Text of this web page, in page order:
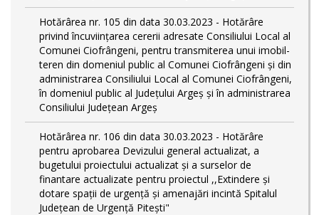
Hotărârea nr. 105 din data 30.03.2023 - Hotărâre
privind încuviințarea cererii adresate Consiliului Local al
Comunei Ciofrângeni, pentru transmiterea unui imobil-
teren din domeniul public al Comunei Ciofrângeni și din
administrarea Consiliului Local al Comunei Ciofrângeni,
în domeniul public al Județului Argeș și în administrarea
Consiliului Județean Argeș
Hotărârea nr. 106 din data 30.03.2023 - Hotărâre
pentru aprobarea Devizului general actualizat, a
bugetului proiectului actualizat și a surselor de
finantare actualizate pentru proiectul ,,Extindere și
dotare spații de urgență și amenajări incintă Spitalul
Județean de Urgență Pitești"